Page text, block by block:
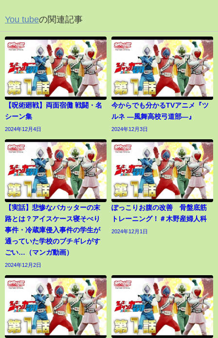
You tubeの関連記事
【呪術廻戦】両面宿儺 戦闘・名
シーン集
2024年12月4日
今からでも分かるTVアニメ『ツ
ルネ ―風舞高校弓道部―』
2024年12月3日
【実話】悲惨なバカッターの末
路とは？アイスケース寝そべり
事件・冷蔵庫侵入事件の学生が
通っていた学校のブチギレがす
ごい…（マンガ動画）
2024年12月2日
ぽっこりお腹の改善 骨盤底筋
トレーニング！＃木野産婦人科
2024年12月1日